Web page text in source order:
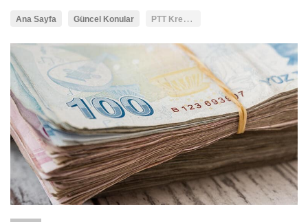
Ana Sayfa Güncel Konular P
TT Kredisi Veren Bankalar Listesi 2020